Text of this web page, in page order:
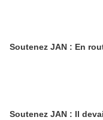
Soutenez JAN : En
Soutenez JAN : Il